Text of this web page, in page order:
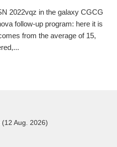
2022vqz in the galaxy CGCG
follow-up program: here it is
from the average of 15,
(12 Aug. 2026)